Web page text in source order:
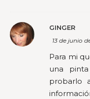
GINGER
13 de junio
Para mi
una
probarlo